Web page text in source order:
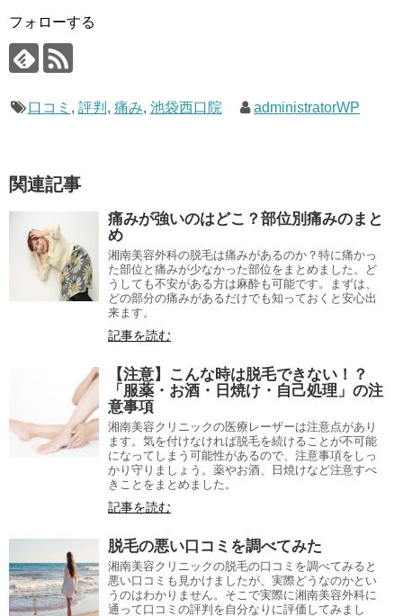
フォローする
口コミ , 評判 , 痛み, 池袋西口院 administratorWP
関連記事
痛みが強いのはどこ？部位別痛みのまと
め
湘南美容外科の脱毛は痛みがあるのか？特に痛かっ
た部位と痛みが少なかった部位をまとめました。ど
うしても不安がある方は麻酔も可能です。まずは、
どの部分の痛みがあるだけでも知っておくと安心出
来ます。
記事を読む
【注意】こんな時は脱毛できない！？
「服薬・お酒・日焼け・自己処理」の注
意事項
湘南美容クリニックの医療レーザーは注意点があり
ます。気を付けなければ脱毛を続けることが不可能
になってしまう可能性があるので、注意事項をしっ
かり守りましょう。薬やお酒、日焼けなど注意すべ
きことをまとめました。
記事を読む
脱毛の悪い口コミを調べてみた
湘南美容クリニックの脱毛の口コミを調べてみると
悪い口コミも見かけましたが、実際どうなのかとい
うのはわかりません。そこで実際に湘南美容外科に
通って口コミの評判を自分なりに評価してみまし